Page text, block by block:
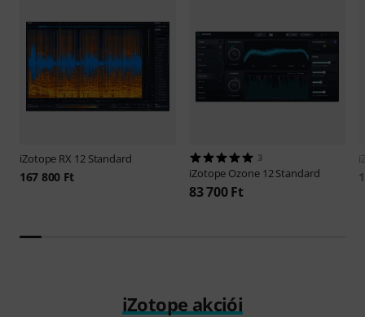
iZotope RX 12 Standard
167 800 Ft
3
iZotope Ozone 12 Standard
83 700 Ft
iZotope akciói